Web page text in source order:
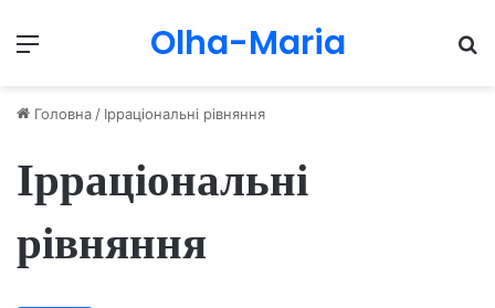
Menu Olha-Maria
Головна / Ірраціональні рівняння
Ірраціональні
рівняння